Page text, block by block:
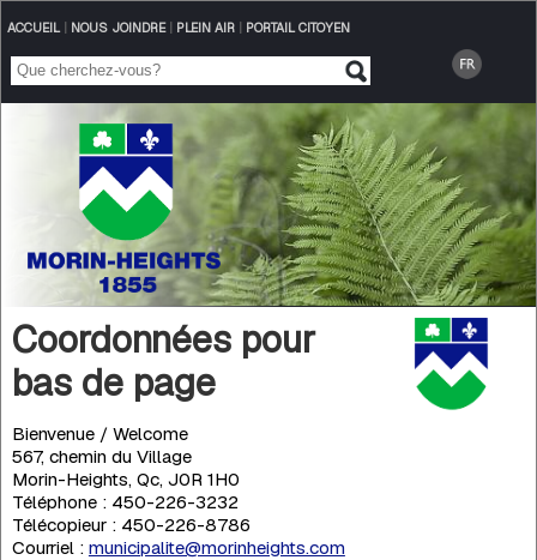
ACCUEIL| NOUS JOINDRE| PLEIN AIR| PORTAIL CITOYEN
Coordonnées pour
bas de page
Bienvenue / Welcome
567, chemin du Village
Morin-Heights, Qc, J0R 1H0
Téléphone : 450-226-3232
Télécopieur : 450-226-8786
Courriel : municipalite@morinheights.com